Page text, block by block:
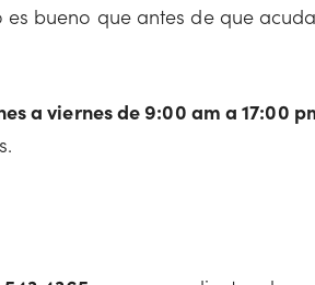
bueno que antes de que
a viernes de 9:00 am a 17:00